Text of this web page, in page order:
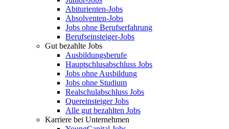
Abiturienten-Jobs
Absolventen-Jobs
Jobs ohne Berufserfahrung
Berufseinsteiger-Jobs
Gut bezahlte Jobs
Ausbildungsberufe
Hauptschlusabschluss Jobs
Jobs ohne Ausbildung
Jobs ohne Studium
Realschulabschluss Jobs
Quereinsteiger Jobs
Alle gut bezahlten Jobs
Karriere bei Unternehmen